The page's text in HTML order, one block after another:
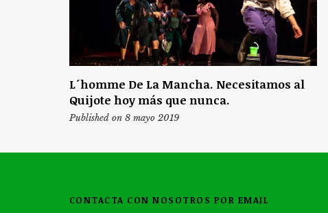
L´homme De La Mancha. Necesitamos al
Quijote hoy más que nunca.
Published on 8 mayo 2019
CONTACTA CON NOSOTROS POR EMAIL